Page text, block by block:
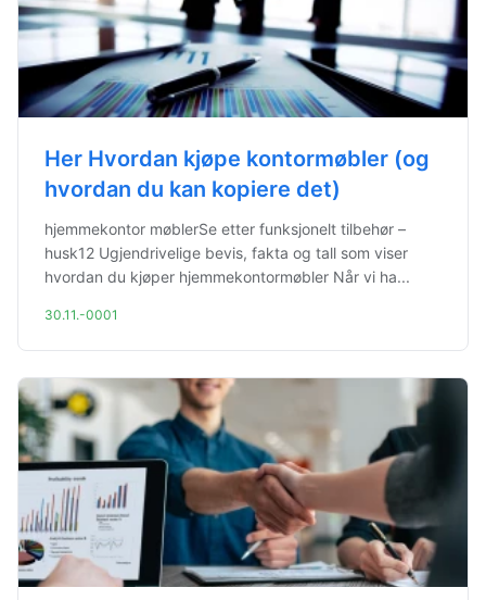
Her Hvordan kjøpe kontormøbler (og
hvordan du kan kopiere det)
hjemmekontor møblerSe etter funksjonelt tilbehør –
husk12 Ugjendrivelige bevis, fakta og tall som viser
hvordan du kjøper hjemmekontormøbler Når vi ha...
30.11.-0001